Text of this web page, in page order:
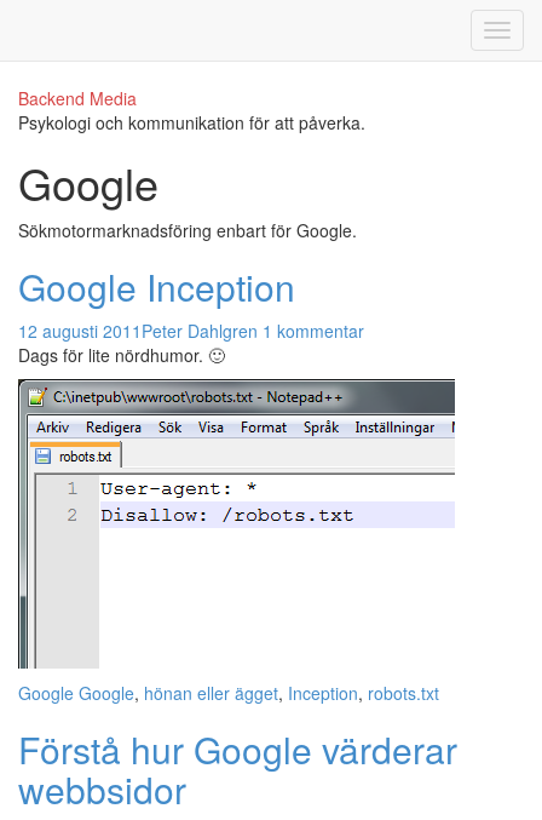
Backend Media
Psykologi och kommunikation för att påverka.
Google
Sökmotormarknadsföring enbart för Google.
Google Inception
12 augusti 2011 Peter Dahlgren 1 kommentar
Dags för lite nördhumor. 🙂
Google Google, hönan eller ägget, Inception, robots.txt
Förstå hur Google värderar
webbsidor